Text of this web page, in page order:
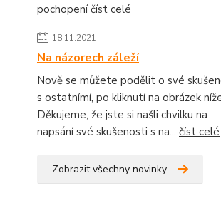
pochopeníčíst celé
18.11.2021
Na názorech záleží
Nově se můžete podělit o své
s ostatnímí, po kliknutí na obrázek
Děkujeme, že jste si našli chvilku na
napsání své skušenosti s na... číst celé
Zobrazit všechny novinky